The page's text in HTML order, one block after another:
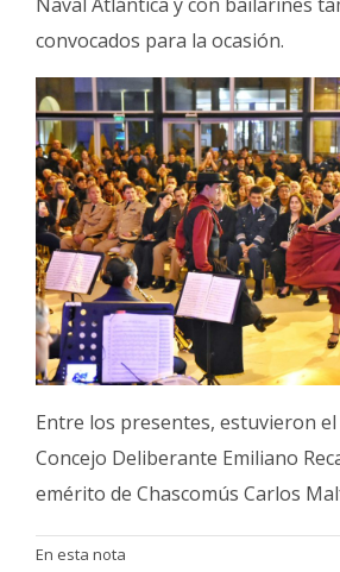
convocados para la ocasión.
Entre los presentes, estuvieron
Concejo Deliberante Emiliano
emérito de Chascomús Carlos
En esta nota